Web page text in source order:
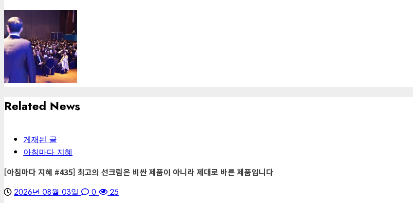
Related News
게재된 글
아침마다 지혜
[아침마다 지혜 #435] 최고의 선크림은 비싼 제품이 아니라 제대로 바른 제품입니다
2026년 08월 03일 0
25